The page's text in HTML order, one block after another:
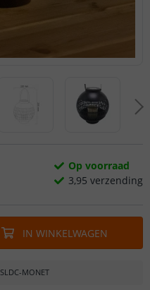
Op voorraad
3,95 verzending
IN WINKELWAGEN
SLDC-MONET